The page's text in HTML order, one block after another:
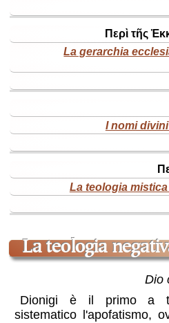
ital.
edizione)
anno
Περὶ τῆς
La gerarchia
I nomi
La teologia
la teologia
Dionigi è il primo a
sistematico l'apofatismo,
luce che irrompe
nelle tenebre:
come la nostra